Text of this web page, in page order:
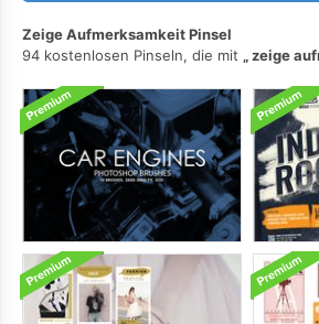
Zeige Aufmerksamkeit Pinsel
94 kostenlosen Pinseln, die mit
zeige